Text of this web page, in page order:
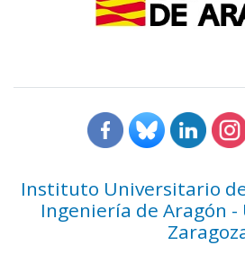
Instituto Universitario
Ingeniería de Aragón